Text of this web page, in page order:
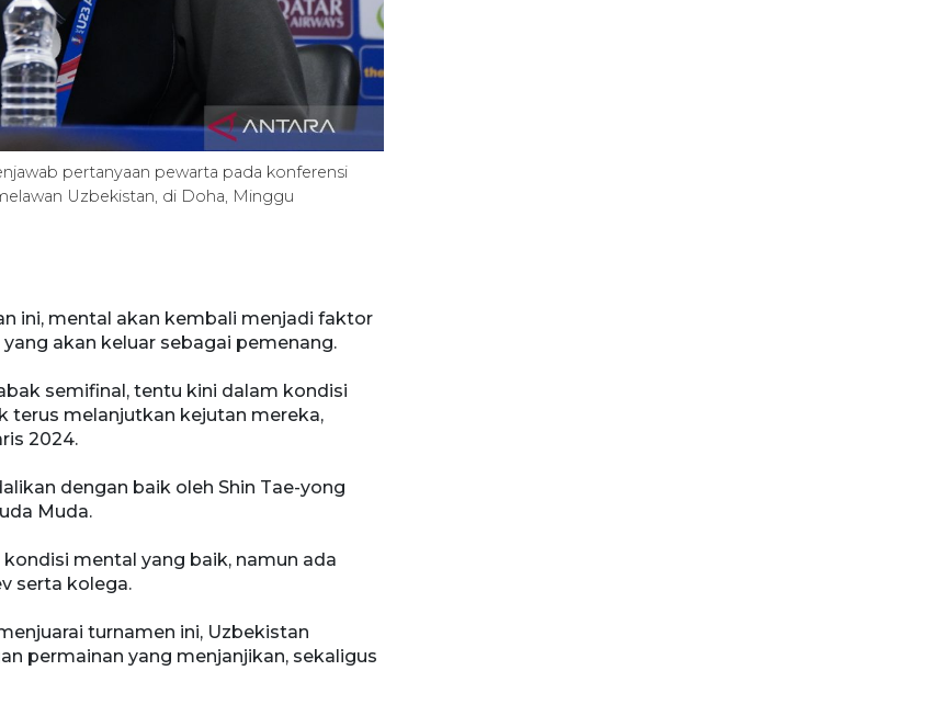
pertanyaan pewarta pada konferensi
Uzbekistan, di Doha, Minggu
ini, mental akan kembali menjadi faktor
akan keluar sebagai pemenang.
semifinal, tentu kini dalam kondisi
terus melanjutkan kejutan mereka,
2024.
dengan baik oleh Shin Tae-yong
Muda.
mental yang baik, namun ada
serta kolega.
turnamen ini, Uzbekistan
permainan yang menjanjikan, sekaligus